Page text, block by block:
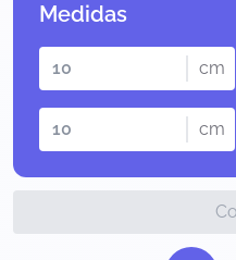
Medidas
cm
cm